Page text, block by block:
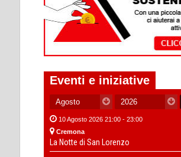
Eventi e iniziative
10 Agosto 2026 21:00 - 23:00
Cremona
La Notte di San Lorenzo